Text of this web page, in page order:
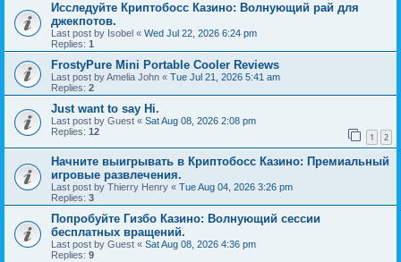
Исследуйте Криптобосс Казино: Волнующий рай для
джекпотов.
Last post by Isobel « Wed Jul 22, 2026 6:24 pm
Replies: 1
FrostyPure Mini Portable Cooler Reviews
Last post byAmelia John « Tue Jul 21, 2026 5:41 am
Replies: 2
Just want to say Hi.
Last post by Guest « Sat Aug 08, 2026 2:08 pm
Replies: 12 1 2
Начните выигрывать в Криптобосс Казино: Премиальный
игровые развлечения.
Last post by Thierry Henry « Tue Aug 04, 2026 3:26 pm
Replies: 3
Попробуйте Гизбо Казино: Волнующий сессии
бесплатных вращений.
Last post by Guest « Sat Aug 08, 2026 4:36 pm
Replies: 9